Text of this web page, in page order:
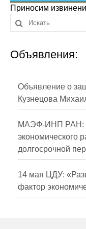
Сотрудники
Отчетность
Публикации
Научная жизнь
Издания
О
Приносим
Объявления:
Объявление о
Кузнецова
МАЭФ-ИНП РАН:
экономического
долгосрочной
14 мая ЦДУ:
фактор